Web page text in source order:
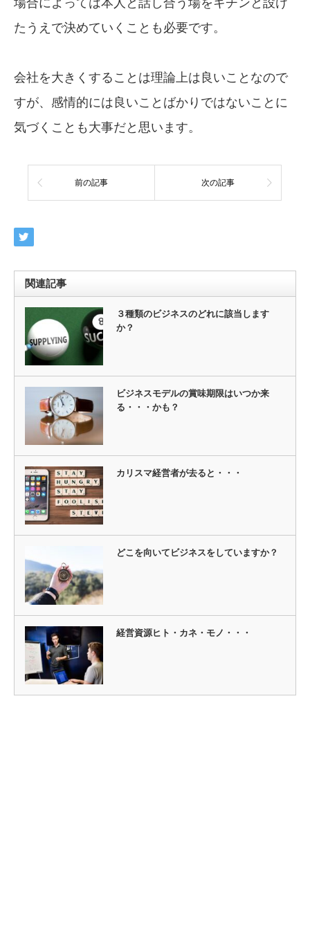
たうえで決めていくことも必要です。
会社を大きくすることは理論上は良いことなので
すが、感情的には良いことばかりではないことに
気づくことも大事だと思います。
前の記事 次の記事
関連記事
３種類のビジネスのどれに該当します
か？
ビジネスモデルの賞味期限はいつか来
る・・・かも？
カリスマ経営者が去ると・・・
どこを向いてビジネスをしていますか？
経営資源ヒト・カネ・モノ・・・